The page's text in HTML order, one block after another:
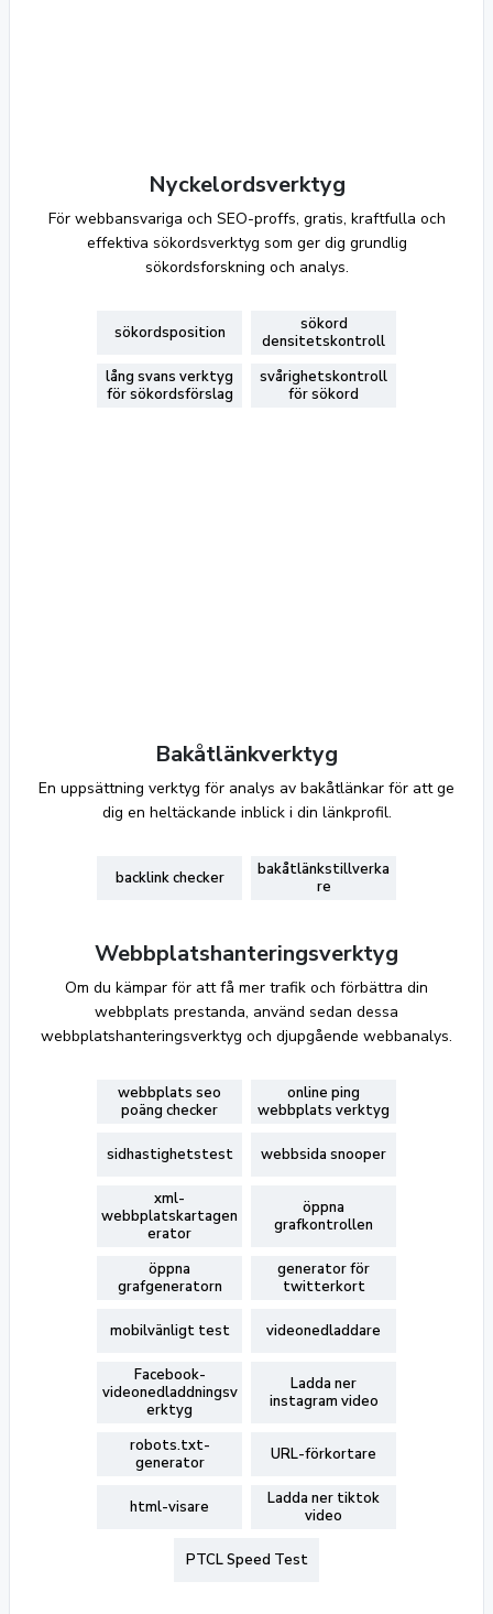
Nyckelordsverktyg
För webbansvariga och SEO-proffs, gratis, kraftfulla och
effektiva sökordsverktyg som ger dig grundlig
sökordsforskning och analys.
sökordsposition
sökord
densitetskontroll
lång svans verktyg
för sökordsförslag
svårighetskontroll
för sökord
Bakåtlänkverktyg
En uppsättning verktyg för analys av bakåtlänkar för att ge
dig en heltäckande inblick i din länkprofil.
backlink checker
bakåtlänkstillverka
re
Webbplatshanteringsverktyg
Om du kämpar för att få mer trafik och förbättra din
webbplats prestanda, använd sedan dessa
webbplatshanteringsverktyg och djupgående webbanalys.
webbplats seo
poäng checker
online ping
webbplats verktyg
sidhastighetstest webbsida snooper
xml-
webbplatskartagen
erator
öppna
grafkontrollen
öppna
grafgeneratorn
generator för
twitterkort
mobilvänligt test videonedladdare
Facebook-
videonedladdningsv
erktyg
Ladda ner
instagram video
robots.txt-
generator
URL-förkortare
html-visare
Ladda ner tiktok
video
PTCL Speed Test